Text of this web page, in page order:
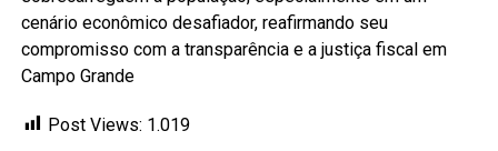
cenário econômico desafiador, reafirmando seu
compromisso com a transparência e a justiça fiscal em
Campo Grande
Post Views: 1.019